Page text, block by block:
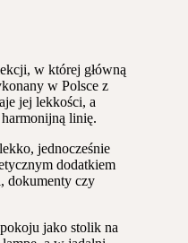
w której główną
w Polsce z
jej lekkości, a
linię.
jednocześnie
dodatkiem
dokumenty czy
jako stolik na